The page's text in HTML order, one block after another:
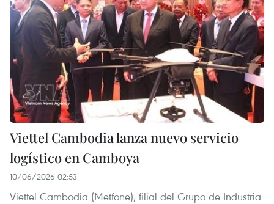
Viettel Cambodia lanza nuevo servicio
logístico en Camboya
10/06/2026 02:53
Viettel Cambodia (Metfone), filial del Grupo de Industria